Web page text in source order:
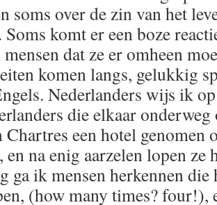
soms over de zin van het
komt er een boze
dat ze er omheen
komen langs, gelukkig
Nederlanders wijs ik
die elkaar
Chartres een hotel genomen
en na enig aarzelen lopen
ga ik mensen herkennen
(how many times? four!),